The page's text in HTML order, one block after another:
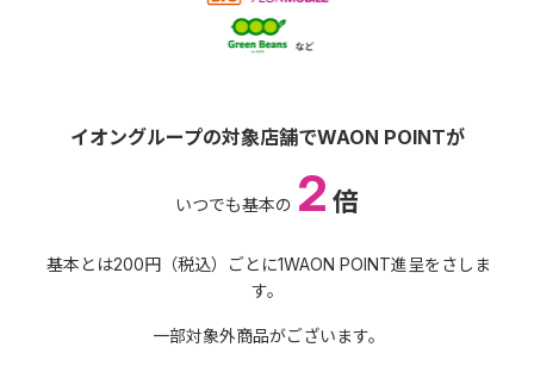
イオングループの対象店舗でWAON POINTが
いつでも基本の 2 倍
基本とは200円（税込）ごとに1WAON POINT進呈をさしま
す。
一部対象外商品がございます。